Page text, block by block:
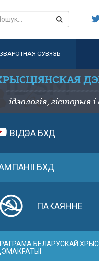
ЗВАРОТНАЯ СУВЯЗЬ
ВІДЭА БХД
БХД
ПАКАЯННЕ
БЕЛАРУСКАЙ